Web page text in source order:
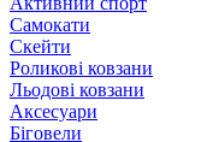
Самокати
Скейти
Роликові ковзани
Льодові ковзани
Аксесуари
Біговели